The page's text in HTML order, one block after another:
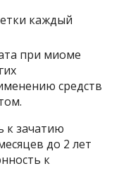
каждый
при миоме
средств
к зачатию
до 2 лет
к